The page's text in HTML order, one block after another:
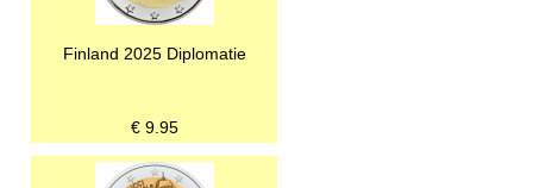
Finland 2025 Diplomatie
€ 9.95